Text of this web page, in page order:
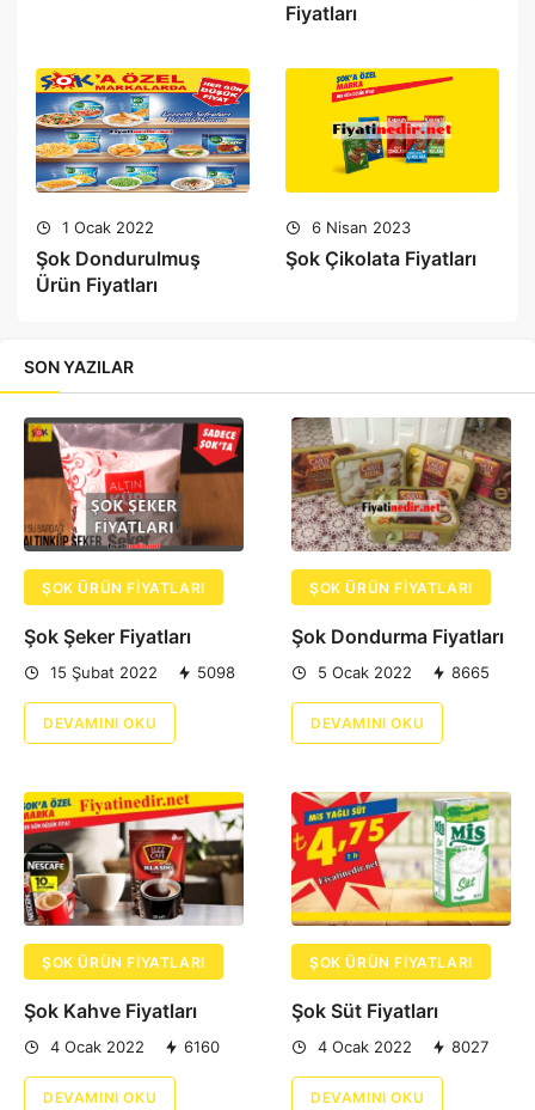
Fiyatları
1 Ocak 2022
Şok Dondurulmuş
Ürün Fiyatları
6 Nisan 2023
Şok Çikolata Fiyatları
SON YAZILAR
ŞOK ÜRÜN FIYATLARI
Şok Şeker Fiyatları
15 Şubat 2022 5098
DEVAMINI OKU
ŞOK ÜRÜN FIYATLARI
Şok Dondurma Fiyatları
5 Ocak 2022 8665
DEVAMINI OKU
ŞOK ÜRÜN FIYATLARI
Şok Kahve Fiyatları
4 Ocak 2022 6160
DEVAMINI OKU
ŞOK ÜRÜN FIYATLARI
Şok Süt Fiyatları
4 Ocak 2022 8027
DEVAMINI OKU